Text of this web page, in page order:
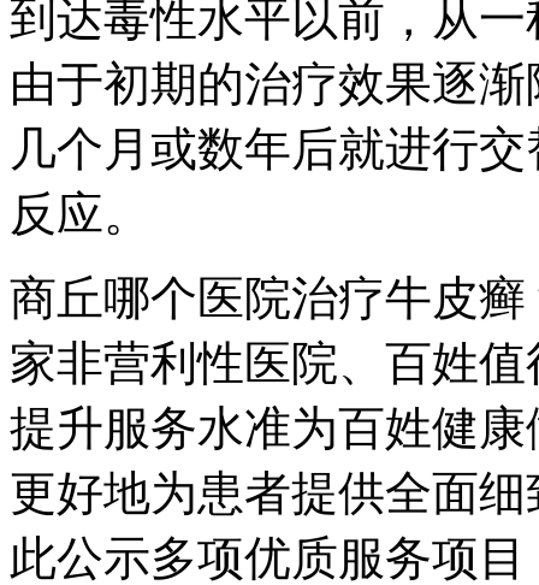
到达毒性水平以前，从
由于初期的治疗效果逐
几个月或数年后就进行
反应。
商丘哪个医院治疗牛皮
家非营利性医院、百姓
提升服务水准为百姓健
更好地为患者提供全面
此公示多项优质服务项目